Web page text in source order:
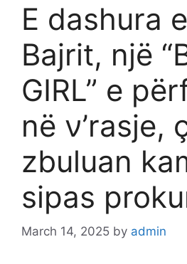
E dashura
Bajrit, një
GIRL” e
në ν’rasje,
zbuluan
sipas
March 14, 2025 by admin